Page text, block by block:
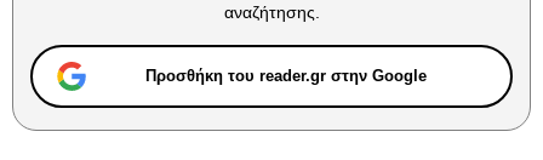
αναζήτησης.
Προσθήκη του reader.gr στην Google